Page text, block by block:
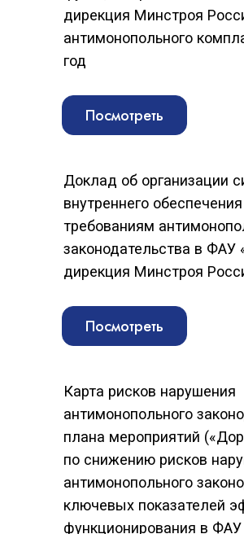
Карта рисков нарушения
антимонопольного законодательства,
плана мероприятий («Дорожной карты»)
по снижению рисков нарушения
антимонопольного законодательства,
ключевых показателей эффективности
функционирования в ФАУ «Проектная
дирекция Минстроя России»
Доклад об организации системы
внутреннего обеспечения соответствия
законодательства в ФАУ «Проектная
дирекция Минстроя России» за 2023 год
Карта рисков нарушения
плана мероприятий («Дорожной карты»)
антимонопольного законодательства,
ключевых показателей эффективности
функционирования в ФАУ «Проектная
Посмотреть